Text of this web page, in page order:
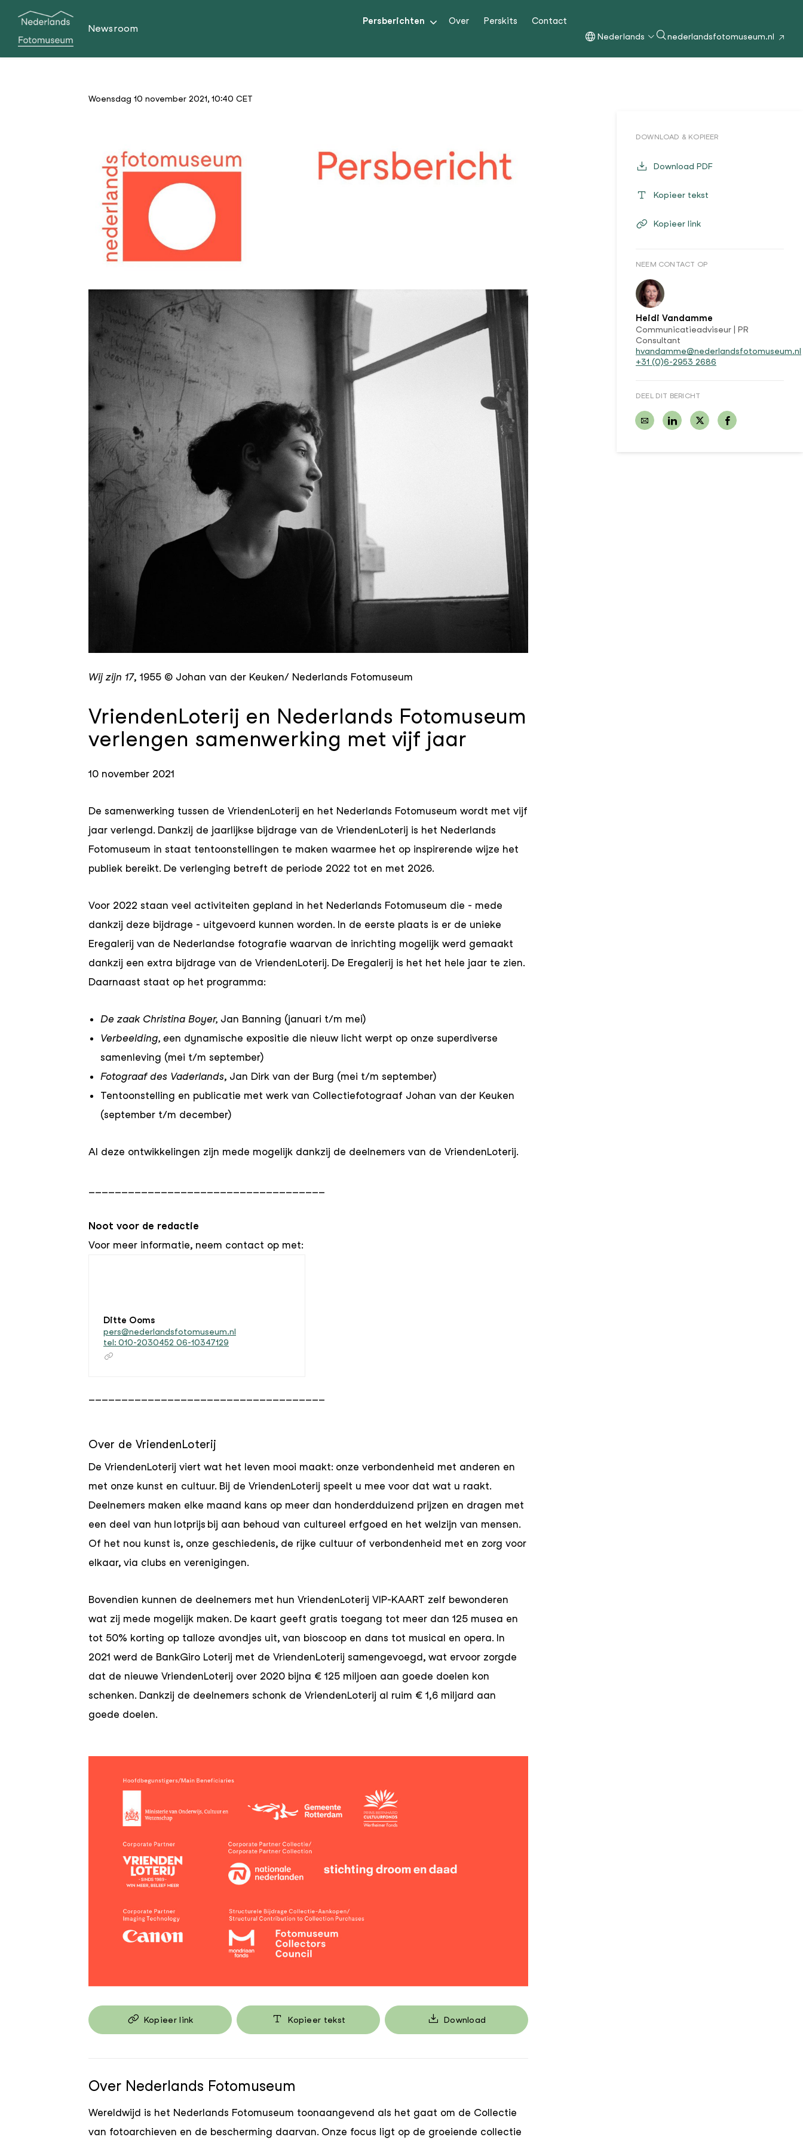
Newsroom
Persberichten Over Perskits Contact
Nederlands nederlandsfotomuseum.nl
Woensdag 10 november 2021, 10:40 CET
JPG
Wij zijn 17, 1955 © Johan van der Keuken/ Nederlands Fotomuseum
VriendenLoterij en Nederlands Fotomuseum
verlengen samenwerking met vijf jaar
10 november 2021
De samenwerking tussen de VriendenLoterij en het Nederlands Fotomuseum wordt met vijf
jaar verlengd. Dankzij de jaarlijkse bijdrage van de VriendenLoterij is het Nederlands
Fotomuseum in staat tentoonstellingen te maken waarmee het op inspirerende wijze het
publiek bereikt. De verlenging betreft de periode 2022 tot en met 2026.
Voor 2022 staan veel activiteiten gepland in het Nederlands Fotomuseum die - mede
dankzij deze bijdrage - uitgevoerd kunnen worden. In de eerste plaats is er de unieke
Eregalerij van de Nederlandse fotografie waarvan de inrichting mogelijk werd gemaakt
dankzij een extra bijdrage van de VriendenLoterij. De Eregalerij is het het hele jaar te zien.
Daarnaast staat op het programma:
De zaak Christina Boyer, Jan Banning (januari t/m mei)
Verbeelding, een dynamische expositie die nieuw licht werpt op onze superdiverse
samenleving (mei t/m september)
Fotograaf des Vaderlands, Jan Dirk van der Burg (mei t/m september)
Tentoonstelling en publicatie met werk van Collectiefotograaf Johan van der Keuken
(september t/m december)
Al deze ontwikkelingen zijn mede mogelijk dankzij de deelnemers van de VriendenLoterij.
____________________________________
Noot voor de redactie
Voor meer informatie, neem contact op met:
Ditte Ooms
pers@nederlandsfotomuseum.nl
tel: 010-2030452 06-10347129
____________________________________
Over de VriendenLoterij
De VriendenLoterij viert wat het leven mooi maakt: onze verbondenheid met anderen en
met onze kunst en cultuur. Bij de VriendenLoterij speelt u mee voor dat wat u raakt.
Deelnemers maken elke maand kans op meer dan honderdduizend prijzen en dragen met
een deel van hun lotprijs bij aan behoud van cultureel erfgoed en het welzijn van mensen.
Of het nou kunst is, onze geschiedenis, de rijke cultuur of verbondenheid met en zorg voor
elkaar, via clubs en verenigingen.
Bovendien kunnen de deelnemers met hun VriendenLoterij VIP-KAART zelf bewonderen
wat zij mede mogelijk maken. De kaart geeft gratis toegang tot meer dan 125 musea en
tot 50% korting op talloze avondjes uit, van bioscoop en dans tot musical en opera. In
2021 werd de BankGiro Loterij met de VriendenLoterij samengevoegd, wat ervoor zorgde
dat de nieuwe VriendenLoterij over 2020 bijna € 125 miljoen aan goede doelen kon
schenken. Dankzij de deelnemers schonk de VriendenLoterij al ruim € 1,6 miljard aan
goede doelen.
Kopieer link Kopieer tekst Download
Over Nederlands Fotomuseum
Wereldwijd is het Nederlands Fotomuseum toonaangevend als het gaat om de Collectie
van fotoarchieven en de bescherming daarvan. Onze focus ligt op de groeiende collectie
DOWNLOAD & KOPIEER
Download PDF
Kopieer tekst
Kopieer link
NEEM CONTACT OP
Heidi Vandamme
Communicatieadviseur | PR
Consultant
hvandamme@nederlandsfotomuseum.nl
+31 (0)6-2953 2686
DEEL DIT BERICHT